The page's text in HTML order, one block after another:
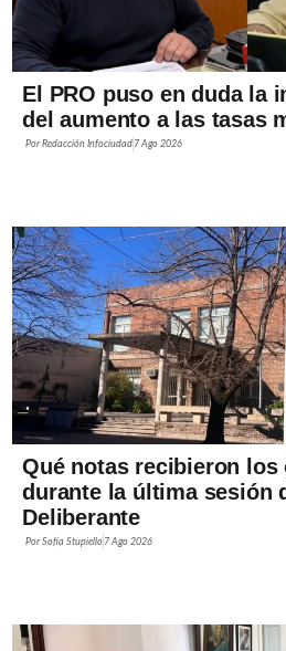
El PRO puso en duda la
del aumento a las tasas
PorRedacción Infociudad 7 Ago 2026
Qué notas recibieron los
durante la última sesión
Deliberante
PorSofía Stupiello 7 Ago 2026